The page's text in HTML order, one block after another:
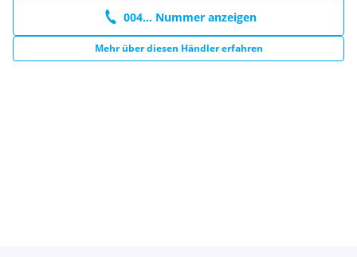
004... Nummer anzeigen
Mehr über diesen Händler erfahren